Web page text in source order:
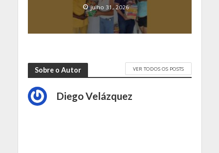
julho 31, 2026
Sobre o Autor VER TODOS OS POSTS
Diego Velázquez